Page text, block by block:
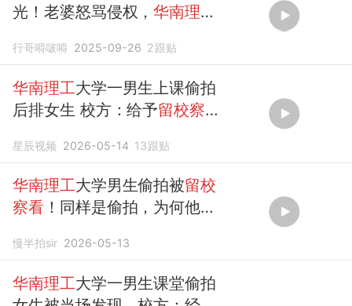
光！老婆怒骂侵权，华南理工
行哥嘚啵嘚 2025-09-26 2跟贴
华南理工大学一男生上课偷拍
后排女生 校方：给予留校察看
星辰视频 2026-05-14 13跟贴
华南理工大学男生偷拍被留校
察看 ！同样是偷拍，为何他不
慢半拍sir 2026-05-13
华南理工大学一男生课堂偷拍